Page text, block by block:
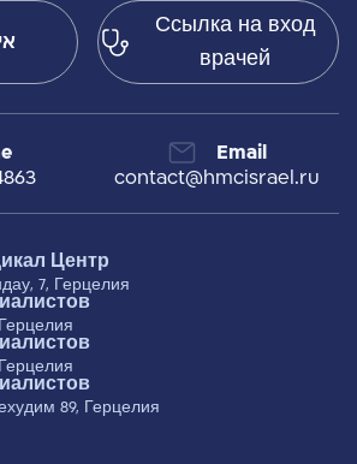
Ссылка на вход
врачей
Email
contact@hmcisrael.ru
Центр
7, Герцелия
89, Герцелия